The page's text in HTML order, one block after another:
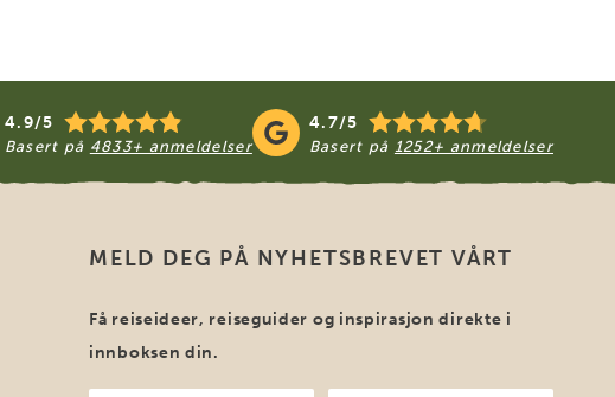
4.9/5
Basert på 4833+ anmeldelser
4.7/5
Basert på 1252+ anmeldelser
MELD DEG PÅ NYHETSBREVET VÅRT
Få reiseideer, reiseguider og inspirasjon direkte i
innboksen din.